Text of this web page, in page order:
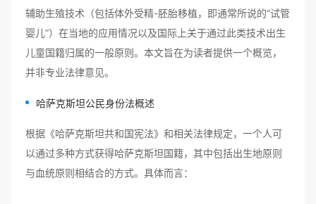
辅助生殖技术（包括体外受精-胚胎移植，即通常所说的“试管
婴儿”）在当地的应用情况以及国际上关于通过此类技术出生
儿童国籍归属的一般原则。本文旨在为读者提供一个概览，
并非专业法律意见。
哈萨克斯坦公民身份法概述
根据《哈萨克斯坦共和国宪法》和相关法律规定，一个人可
以通过多种方式获得哈萨克斯坦国籍，其中包括出生地原则
与血统原则相结合的方式。具体而言：